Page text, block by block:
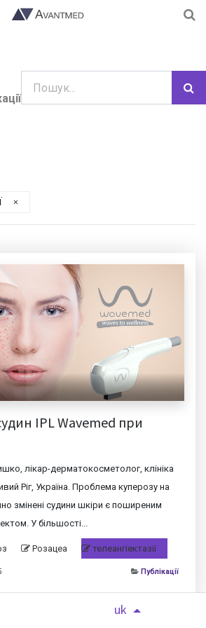
uk
×
IPL Wavemed при
лікар-дерматокосметолог, клініка
Ріг, Україна. Проблема куперозу на
змінені судини шкіри є поширеним
У більшості...
Розацеа телеангіектазії
Публікації